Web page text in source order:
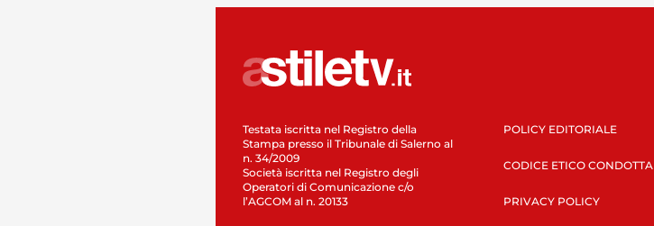
Testata iscritta nel Registro della
Stampa presso il Tribunale di Salerno al
n. 34/2009
Società iscritta nel Registro degli
Operatori di Comunicazione c/o
l’AGCOM al n. 20133
POLICY EDITORIALE
CODICE ETICO CONDOTTA
PRIVACY POLICY